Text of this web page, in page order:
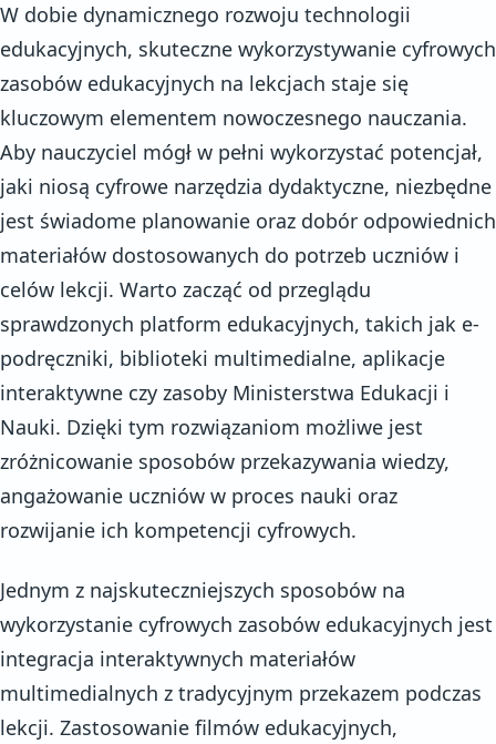
W dobie dynamicznego rozwoju technologii
edukacyjnych, skuteczne wykorzystywanie cyfrowych
zasobów edukacyjnych na lekcjach staje się
kluczowym elementem nowoczesnego nauczania.
Aby nauczyciel mógł w pełni wykorzystać potencjał,
jaki niosą cyfrowe narzędzia dydaktyczne, niezbędne
jest świadome planowanie oraz dobór odpowiednich
materiałów dostosowanych do potrzeb uczniów i
celów lekcji. Warto zacząć od przeglądu
sprawdzonych platform edukacyjnych, takich jak e-
podręczniki, biblioteki multimedialne, aplikacje
interaktywne czy zasoby Ministerstwa Edukacji i
Nauki. Dzięki tym rozwiązaniom możliwe jest
zróżnicowanie sposobów przekazywania wiedzy,
angażowanie uczniów w proces nauki oraz
rozwijanie ich kompetencji cyfrowych.
Jednym z najskuteczniejszych sposobów na
wykorzystanie cyfrowych zasobów edukacyjnych jest
integracja interaktywnych materiałów
multimedialnych z tradycyjnym przekazem podczas
lekcji. Zastosowanie filmów edukacyjnych,